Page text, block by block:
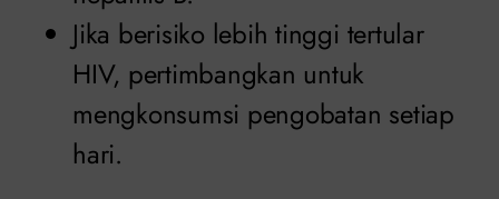
Jika berisiko lebih tinggi tertular
HIV, pertimbangkan untuk
mengkonsumsi pengobatan setiap
hari.